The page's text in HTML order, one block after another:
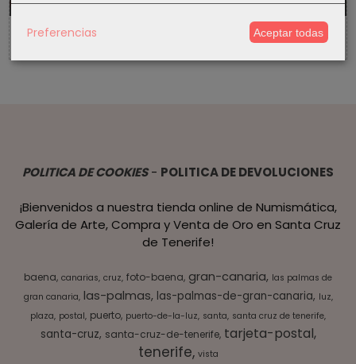
1300d 19h 20m 17s
POLITICA DE COOKIES- POLITICA DE DEVOLUCIONES
¡Bienvenidos a nuestra tienda online de Numismática,
Galería de Arte, Compra y Venta de Oro en Santa Cruz
de Tenerife!
baena canarias cruz foto-baena gran-canaria las palmas de
gran canaria las-palmas las-palmas-de-gran-canaria luz
plaza postal puerto puerto-de-la-luz santa santa cruz de tenerife
santa-cruz santa-cruz-de-tenerife tarjeta-postal
tenerife vista
Preferencias Aceptar todas